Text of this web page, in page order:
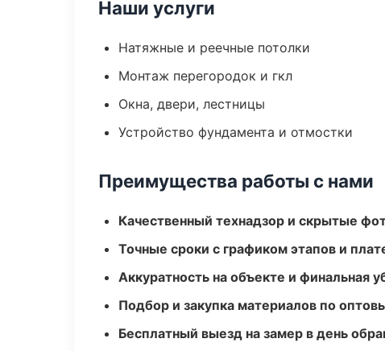
Наши услуги
Натяжные и реечные потолки
Монтаж перегородок и гкл
Окна, двери, лестницы
Устройство фундамента и отмостки
Преимущества работы с нами
Качественный технадзор и скрытые
Точные сроки с графиком этапов и
Аккуратность на объекте и финальная
Подбор и закупка материалов по
Бесплатный выезд на замер в день